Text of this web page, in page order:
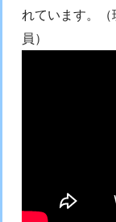
れています。（
員）